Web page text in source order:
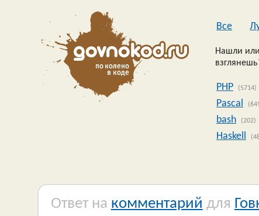
Все
Нашли
PHP (5714)
Pascal
bash (202)
Haskell
Ответ на комментарий для